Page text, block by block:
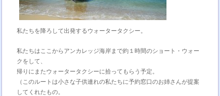
私たちを降ろして出発するウォータータクシー。
私たちはここからアンカレッジ海岸まで約１時間のショート・ウォー
クをして、
帰りにまたウォータータクシーに拾ってもらう予定。
（このルートは小さな子供連れの私たちに予約窓口のお姉さんが提案
してくれたもの。